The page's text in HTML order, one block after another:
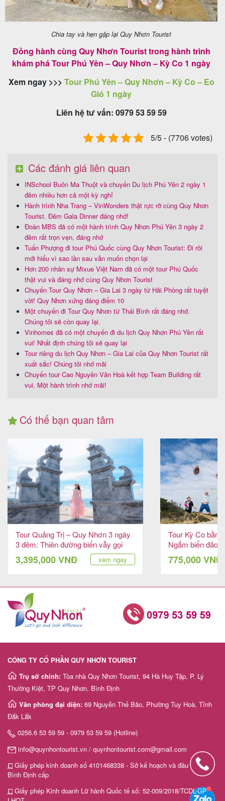
Chia tay và hẹn gặp lại Quy Nhơn Tourist
Đồng hành cùng Quy Nhơn Tourist trong hành trình
khám phá Tour Phú Yên – Quy Nhơn – Kỳ Co 1 ngày
Xem ngay >>> Tour Phú Yên – Quy Nhơn – Kỳ Co – Eo
Gió 1 ngày
Liên hệ tư vấn: 0979 53 59 59
5/5 - (7706 votes)
Các đánh giá liên quan
INSchool Buôn Ma Thuột và chuyến Du lịch Phú Yên 2 ngày 1
đêm nhiều hơn cả một kỳ nghỉ
Hành trình Nha Trang – VinWonders thật rực rỡ cùng Quy Nhơn
Tourist. Đêm Gala Dinner đáng nhớ!
Đoàn MBS đã có một hành trình Quy Nhơn Phú Yên 3 ngày 2
đêm rất trọn vẹn, đáng nhớ
Tuấn Phượng đi tour Phú Quốc cùng Quy Nhơn Tourist: Đi rồi
mới hiểu vì sao lần sau vẫn muốn chọn lại
Hơn 200 nhân sự Mixue Việt Nam đã có một tour Phú Quốc
thật vui và đáng nhớ cùng Quy Nhơn Tourist
Chuyến Tour Quy Nhơn – Gia Lai 3 ngày từ Hải Phòng rất tuyệt
vời! Quy Nhơn xứng đáng điểm 10
Một chuyến đi Tour Quy Nhơn từ Thái Bình rất đáng nhớ.
Chúng tôi sẽ còn quay lại.
Vinhomes đã có một chuyến đi du lịch Quy Nhơn Phú Yên rất
vui! Nhất định chúng tôi sẽ quay lại
Tour riêng du lịch Quy Nhơn – Gia Lai của Quy Nhơn Tourist rất
xuất sắc! Chúng tôi nhớ mãi
Chuyến tour Cao Nguyên Vân Hoà kết hợp Team Building rất
vui. Một hành trình nhớ mãi!
Có thể bạn quan tâm
Tour Quảng Trị – Quy Nhơn 3 ngày
3 đêm: Thiên đường biển vẫy gọi
3,395,000 VNĐ xem ngay
Tour Kỳ Co
Ngắm biển đảo
cao
775,000 VNĐ
CÔNG TY CỔ PHẦN QUY NHƠN TOURIST
Trụ sở chính: Tòa nhà Quy Nhơn Tourist, 94 Hà Huy Tập, P. Lý
Thường Kiệt, TP Quy Nhơn, Bình Định
Văn phòng đại diện: 69 Nguyễn Thế Bảo, Phường Tuy Hoà, Tỉnh
Đắk Lắk
0256.6 53 59 59 - 0979 53 59 59 (Hotline)
info@quynhontourist.vn / quynhontourist.com@gmail.com
Giấy phép kinh doanh số 4101468338 - Sở kế hoạch và đầu tư tỉnh
Bình Định cấp
Giấy phép Kinh doanh Lữ hành Quốc tế số: 52-009/2018/TCDL-GP